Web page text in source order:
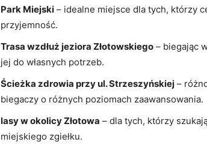
Park Miejski –⁣ idealne miejsce dla ​tych, którzy
przyjemność.
Trasa wzdłuż jeziora Złotowskiego – biegając
‍jej do własnych potrzeb.
Ścieżka zdrowia przy‌ ul. Strzeszyńskiej –
biegaczy o różnych ⁢poziomach​ zaawansowania.
lasy w okolicy Złotowa ‍– ⁢dla tych, którzy
miejskiego zgiełku.